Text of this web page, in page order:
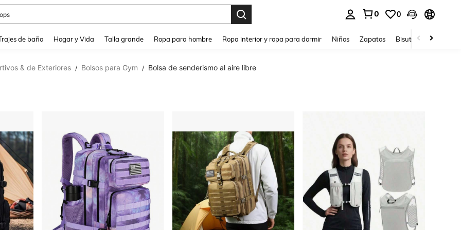
0 0
de baño Hogar y Vida Talla grande Ropa para hombre Ropa interior y ropa para dormir Niños Zapatos Bisutería Y
& de Exteriores / Bolsos para Gym / Bolsa de senderismo al aire libre